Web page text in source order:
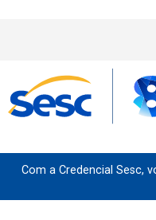
Com a Credencial Sesc,